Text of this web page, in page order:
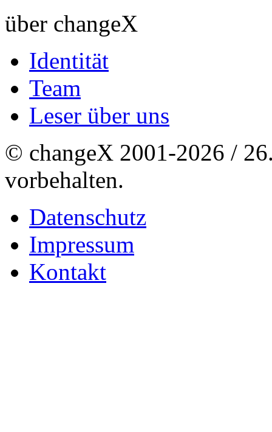
über changeX
Identität
Team
Leser über uns
© changeX 2001-2026 /
vorbehalten.
Datenschutz
Impressum
Kontakt